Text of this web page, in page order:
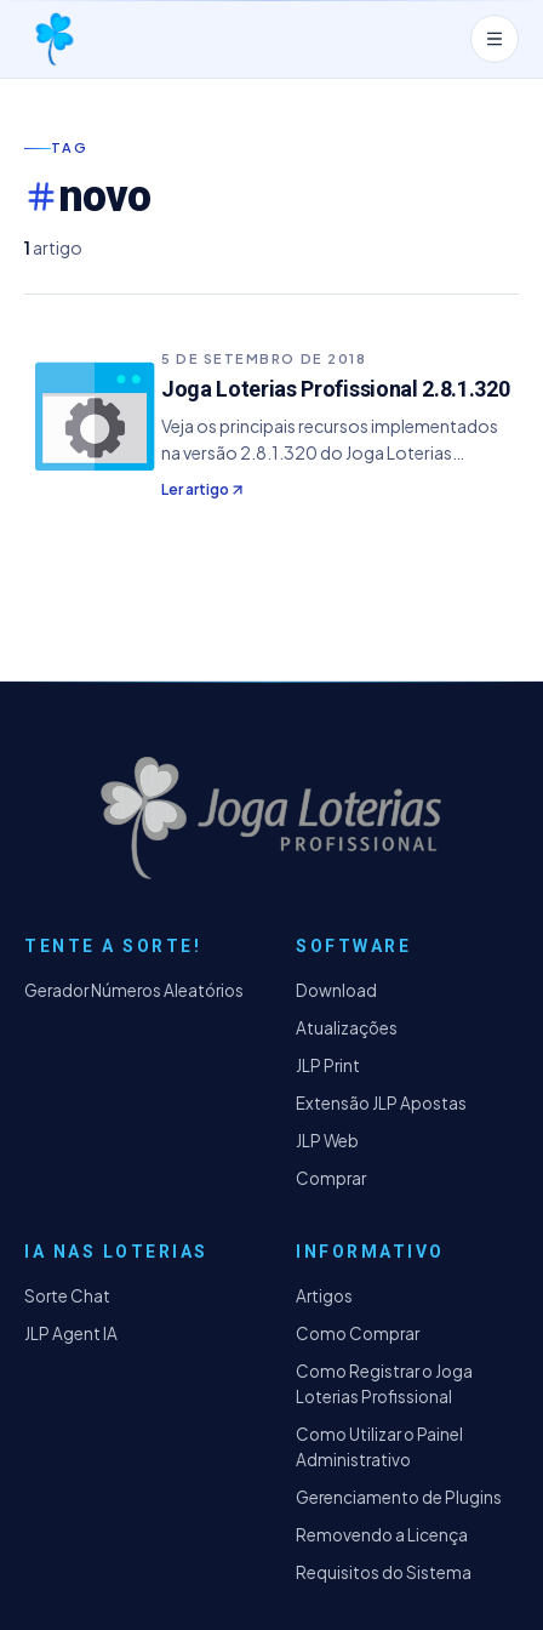
TAG
novo
1 artigo
5 DE SETEMBRO DE 2018
Joga Loterias Profissional 2.8.1.320
Veja os principais recursos implementados
na versão 2.8.1.320 do Joga Loterias
Profissional. - Incluído a Estatísticas de
Resultados Anteriores - Modificado a
Ler artigo
TENTE A SORTE!
Gerador Números Aleatórios
SOFTWARE
Download
Atualizações
JLP Print
Extensão JLP Apostas
JLP Web
Comprar
IA NAS LOTERIAS
Sorte Chat
JLP Agent IA
INFORMATIVO
Artigos
Como Comprar
Como Registrar o Joga
Loterias Profissional
Como Utilizar o Painel
Administrativo
Gerenciamento de Plugins
Removendo a Licença
Requisitos do Sistema